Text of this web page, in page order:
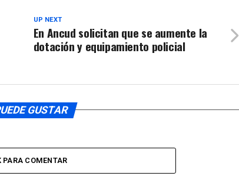
disminuir
UP NEXT
En Ancud solicitan que se aumente la
dotación y equipamiento policial
GUSTAR
PARA COMENTAR